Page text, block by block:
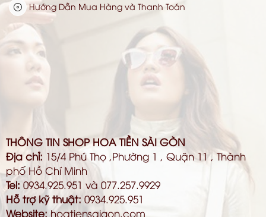
THÔNG TIN SHOP HOA TIỀN SÀI GÒN
Địa chỉ: 15/4 Phú Thọ ,Phường 1 , Quận 11 , Thành
phố Hồ Chí Minh
Tel: 0934.925.951 và 077.257.9929
Hỗ trợ kỹ thuật: 0934.925.951
Website: hoatiensaigon.com
Hướng Dẫn Mua Hàng và Thanh Toán